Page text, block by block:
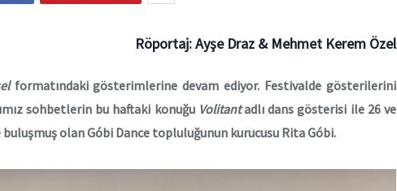
Röportaj:Ayşe Draz & Mehmet Kerem Özel
formatındaki gösterimlerine devam ediyor. Festivalde gösterilerini
sohbetlerin bu haftaki konuğu Volitantadlı dans gösterisi ile 26 ve
olan Góbi Dance topluluğunun kurucusu Rita Góbi.